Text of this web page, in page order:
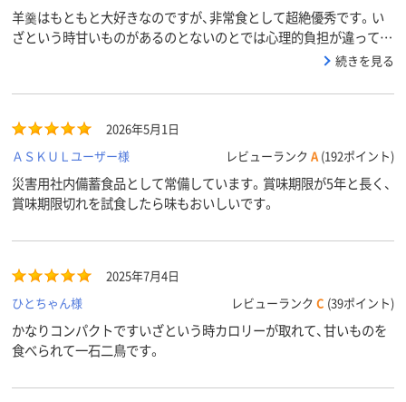
羊羹はもともと大好きなのですが、非常食として超絶優秀です。い
ざという時甘いものがあるのとないのとでは心理的負担が違ってき
ます。 阪神淡路大震災の被災経験者です、あのときあればホッと
おやつに食べてしまうことも多いので、多めにね。
続きを見る
2026年5月1日
ＡＳＫＵＬユーザー様
レビューランク A (192ポイント)
災害用社内備蓄食品として常備しています。賞味期限が5年と長く、
賞味期限切れを試食したら味もおいしいです。
2025年7月4日
ひとちゃん様
レビューランク C (39ポイント)
かなりコンパクトですいざという時カロリーが取れて、甘いものを
食べられて一石二鳥です。